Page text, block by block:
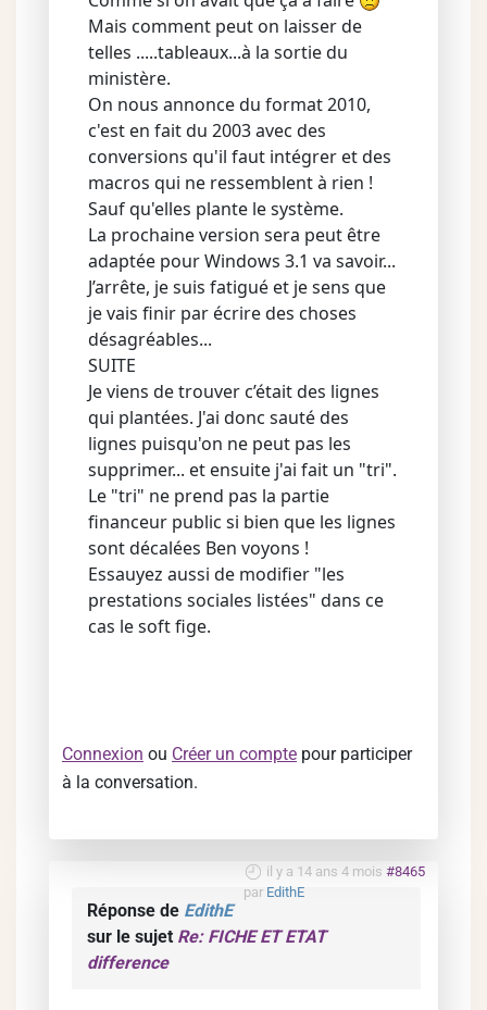
Mais comment peut on laisser de
telles .....tableaux...à la sortie du
ministère.
On nous annonce du format 2010,
c'est en fait du 2003 avec des
conversions qu'il faut intégrer et des
macros qui ne ressemblent à rien !
Sauf qu'elles plante le système.
La prochaine version sera peut être
adaptée pour Windows 3.1 va savoir...
J’arrête, je suis fatigué et je sens que
je vais finir par écrire des choses
désagréables...
SUITE
Je viens de trouver c’était des lignes
qui plantées. J'ai donc sauté des
lignes puisqu'on ne peut pas les
supprimer... et ensuite j'ai fait un "tri".
Le "tri" ne prend pas la partie
financeur public si bien que les lignes
sont décalées Ben voyons !
Essauyez aussi de modifier "les
prestations sociales listées" dans ce
cas le soft fige.
Connexion ou Créer un compte pour participer
à la conversation.
il y a 14 ans 4 mois #8465
par EdithE
Réponse de EdithE
sur le sujet Re: FICHE ET ETAT
difference